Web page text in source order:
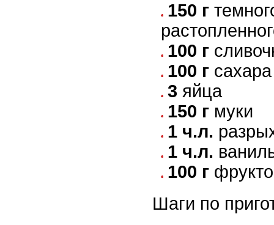
150 г
100 г
100 г сахара
3 яйца
150 г муки
1 ч.л.
1 ч.л.
100 г
Шаги по